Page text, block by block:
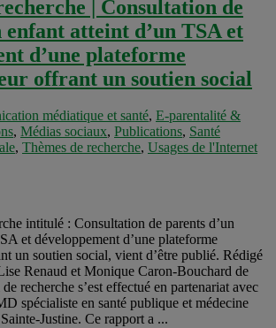
| Consultation de
enfant atteint d’un TSA et
d’une plateforme
offrant un soutien social
médiatique et santé, E-parentalité &
, Médias sociaux, Publications, Santé
, Thèmes de recherche, Usages de l'Internet
intitulé : Consultation de parents d’un
et développement d’une plateforme
un soutien social, vient d’être publié. Rédigé
Renaud et Monique Caron-Bouchard de
recherche s’est effectué en partenariat avec
spécialiste en santé publique et médecine
Justine. Ce rapport a ...